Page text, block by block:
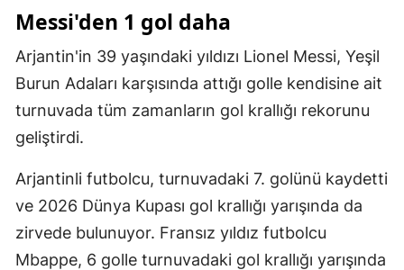
Messi'den 1 gol daha
Arjantin'in 39 yaşındaki yıldızı Lionel Messi, Yeşil
Burun Adaları karşısında attığı golle kendisine ait
turnuvada tüm zamanların gol krallığı rekorunu
geliştirdi.
Arjantinli futbolcu, turnuvadaki 7. golünü kaydetti
ve 2026 Dünya Kupası gol krallığı yarışında da
zirvede bulunuyor. Fransız yıldız futbolcu
Mbappe, 6 golle turnuvadaki gol krallığı yarışında